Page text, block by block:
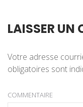
LAISSER UN
Votre adresse
obligatoires sont
COMMENTAIRE